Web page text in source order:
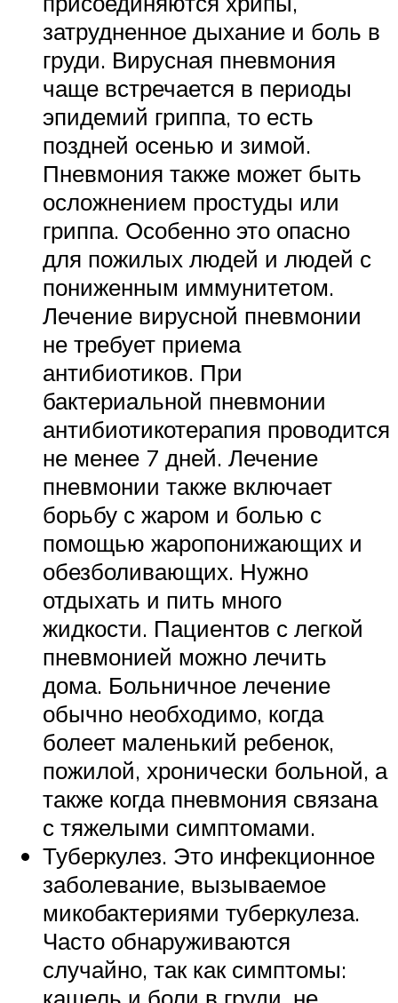
затрудненное дыхание и боль в
груди. Вирусная пневмония
чаще встречается в периоды
эпидемий гриппа, то есть
поздней осенью и зимой.
Пневмония также может быть
осложнением простуды или
гриппа. Особенно это опасно
для пожилых людей и людей с
пониженным иммунитетом.
Лечение вирусной пневмонии
не требует приема
антибиотиков. При
бактериальной пневмонии
антибиотикотерапия проводится
не менее 7 дней. Лечение
пневмонии также включает
борьбу с жаром и болью с
помощью жаропонижающих и
обезболивающих. Нужно
отдыхать и пить много
жидкости. Пациентов с легкой
пневмонией можно лечить
дома. Больничное лечение
обычно необходимо, когда
болеет маленький ребенок,
пожилой, хронически больной, а
также когда пневмония связана
с тяжелыми симптомами.
Туберкулез. Это инфекционное
заболевание, вызываемое
микобактериями туберкулеза.
Часто обнаруживаются
случайно, так как симптомы: